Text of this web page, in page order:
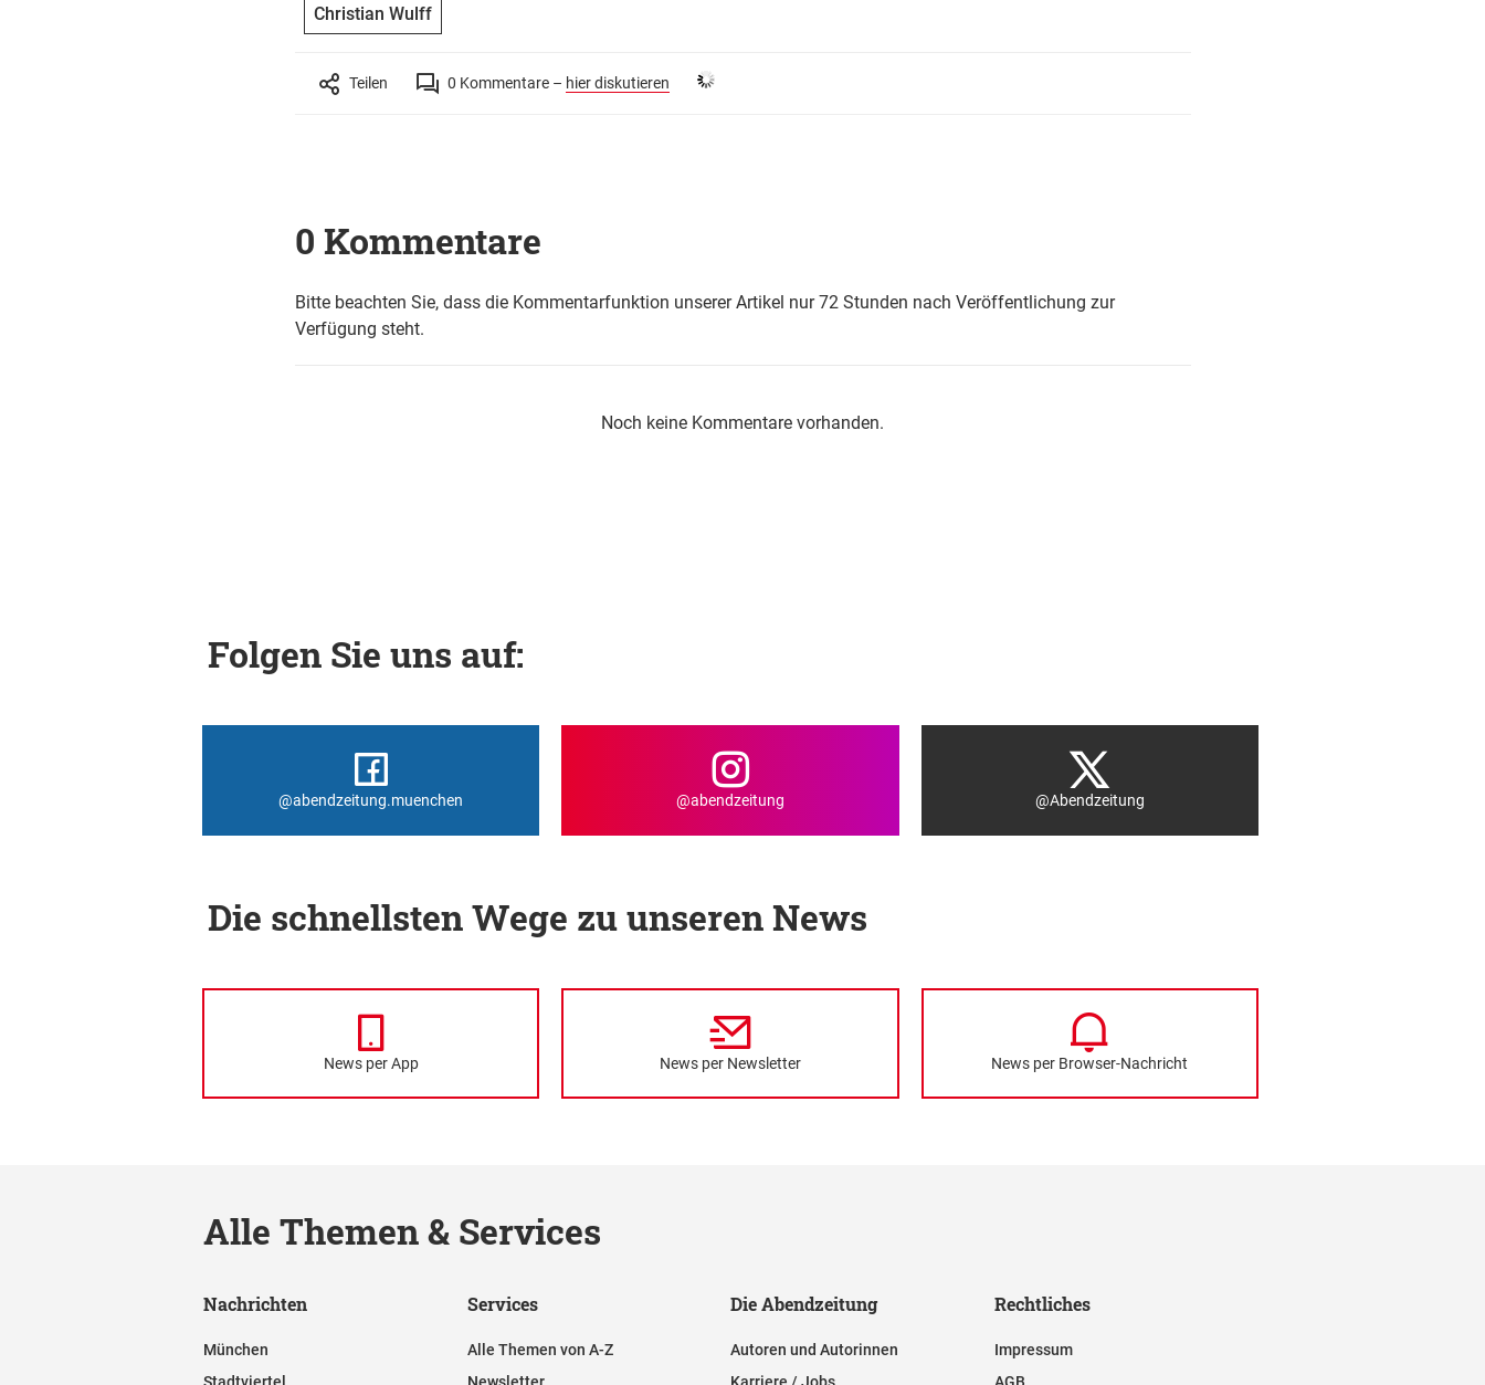
Christian Wulff
Teilen 0 Kommentare – hier diskutieren
0 Kommentare
Bitte beachten Sie, dass die Kommentarfunktion unserer Artikel nur 72 Stunden nach Veröffentlichung zur
Verfügung steht.
Noch keine Kommentare vorhanden.
Folgen Sie uns auf:
@abendzeitung.muenchen @abendzeitung @Abendzeitung
Die schnellsten Wege zu unseren News
News per App News per Newsletter News per Browser-Nachricht
Alle Themen & Services
Nachrichten
München
Services
Alle Themen von A-Z
Die Abendzeitung
Autoren und Autorinnen
Rechtliches
Impressum